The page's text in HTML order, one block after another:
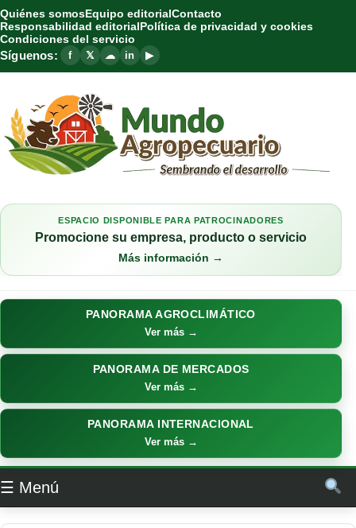
Quiénes somosEquipo editorialContacto
Responsabilidad editorialPolítica de privacidad y cookies
Condiciones del servicio
Síguenos: f 𝕏 ☁ in ▶
ESPACIO DISPONIBLE PARA PATROCINADORES
Promocione su empresa, producto o servicio
Más información →
PANORAMA AGROCLIMÁTICO
Ver más →
PANORAMA DE MERCADOS
Ver más →
PANORAMA INTERNACIONAL
Ver más →
☰ Menú